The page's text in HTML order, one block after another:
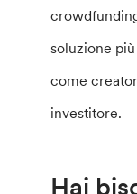
soluzione
come
investitore.
Hai